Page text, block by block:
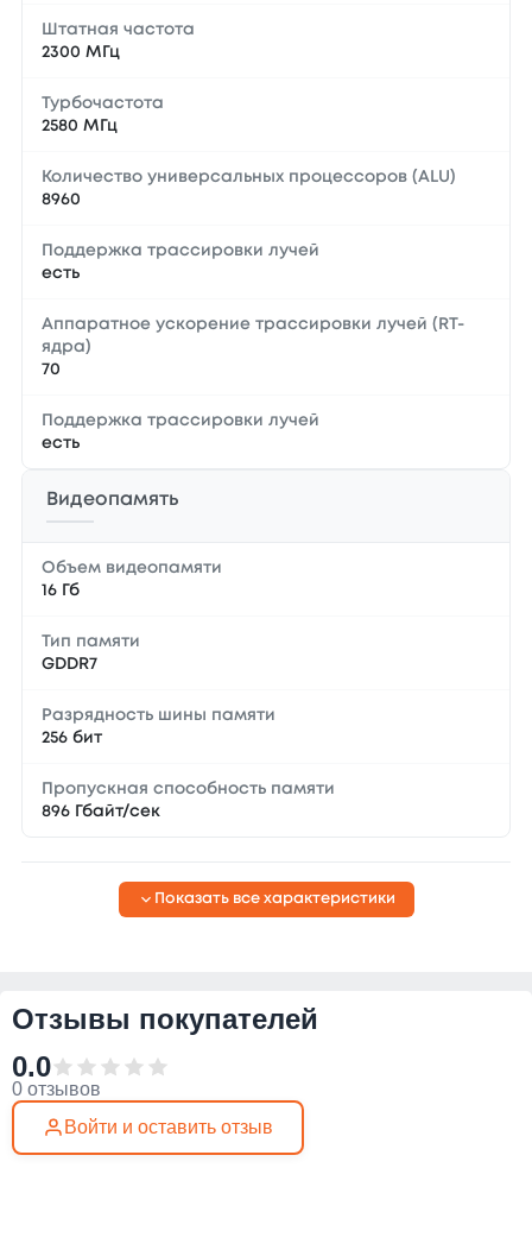
Штатная частота
2300 МГц
Турбочастота
2580 МГц
Количество универсальных процессоров (ALU)
8960
Поддержка трассировки лучей
есть
Аппаратное ускорение трассировки лучей (RT-
ядра)
70
Поддержка трассировки лучей
есть
Видеопамять
Объем видеопамяти
16 Гб
Тип памяти
GDDR7
Разрядность шины памяти
256 бит
Пропускная способность памяти
896 Гбайт/сек
Показать все характеристики
Отзывы покупателей
0.0
0 отзывов
Войти и оставить отзыв